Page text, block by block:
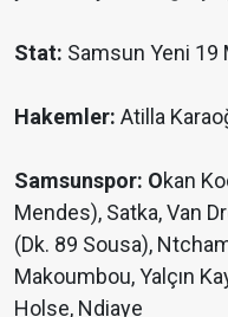
Stat: Samsun Yeni 19
Hakemler: Atilla
Samsunspor: Okan
Mendes), Satka, Van
(Dk. 89 Sousa),
Makoumbou, Yalçın
Holse, Ndiaye